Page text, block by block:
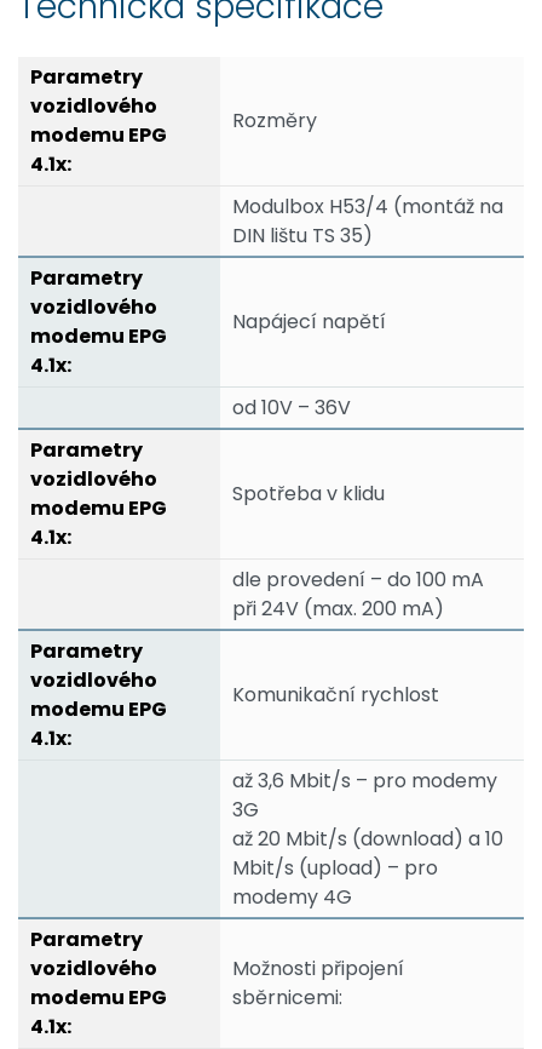
Rozměry
Modulbox H53/4 (montáž na
DIN lištu TS 35)
Napájecí napětí
od 10V – 36V
Spotřeba v klidu
dle provedení – do 100 mA
při 24V (max. 200 mA)
Komunikační rychlost
až 3,6 Mbit/s – pro modemy
3G
až 20 Mbit/s (download) a 10
Mbit/s (upload) – pro
modemy 4G
Možnosti připojení
sběrnicemi: